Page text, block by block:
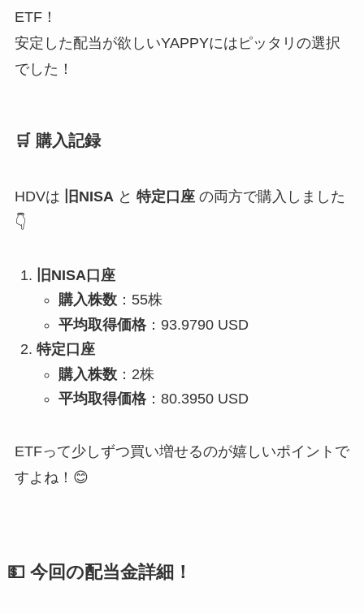
ETF！
安定した配当が欲しいYAPPYにはピッタリの選択
でした！
🛒 購入記録
HDVは 旧NISAと 特定口座の両方で購入しました
👇
旧NISA口座
購入株数：55株
平均取得価格：93.9790 USD
特定口座
購入株数：2株
平均取得価格：80.3950 USD
ETFって少しずつ買い増せるのが嬉しいポイントで
すよね！😊
💵 今回の配当金詳細！